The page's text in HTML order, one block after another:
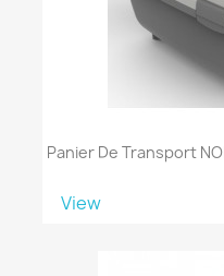
Panier De Transport
View